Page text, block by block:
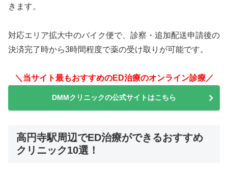
きます。
対応エリア拡大中のバイク便で、診察・追加配送申請後の
決済完了時から3時間程度で薬の受け取りが可能です。
＼当サイト最もおすすめのED治療のオンライン診療／
DMMクリニックの公式サイトはこちら
高円寺駅周辺でED治療ができるおすすめ
クリニック10選！